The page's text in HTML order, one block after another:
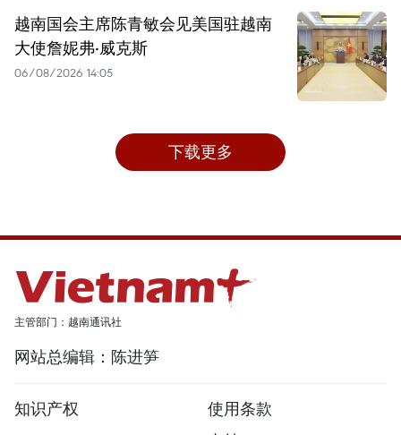
越南国会主席陈青敏会见美国驻越南
大使詹妮弗·威克斯
06/08/2026 14:05
下载更多
主管部门：越南通讯社
网站总编辑：陈进笋
知识产权
使用条款